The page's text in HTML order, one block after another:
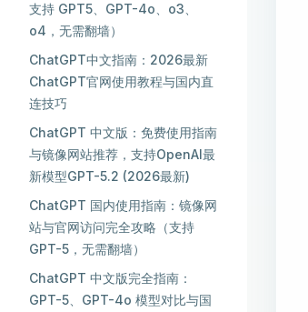
支持 GPT5、GPT-4o、o3、
o4，无需翻墙）
ChatGPT中文指南：2026最新
ChatGPT官网使用教程与国内直
连技巧
ChatGPT 中文版：免费使用指南
与镜像网站推荐，支持OpenAI最
新模型GPT-5.2 (2026最新)
ChatGPT 国内使用指南：镜像网
站与官网访问完全攻略（支持
GPT-5，无需翻墙）
ChatGPT 中文版完全指南：
GPT-5、GPT-4o 模型对比与国